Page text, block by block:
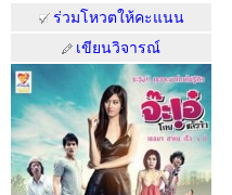
ร่วมโหวตให้คะแนน
เขียนวิจารณ์